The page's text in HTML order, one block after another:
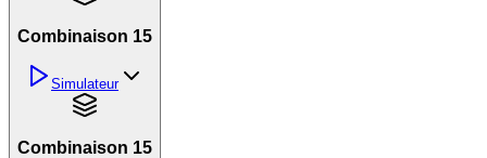
Combinaison 15
Simulateur
Combinaison 15